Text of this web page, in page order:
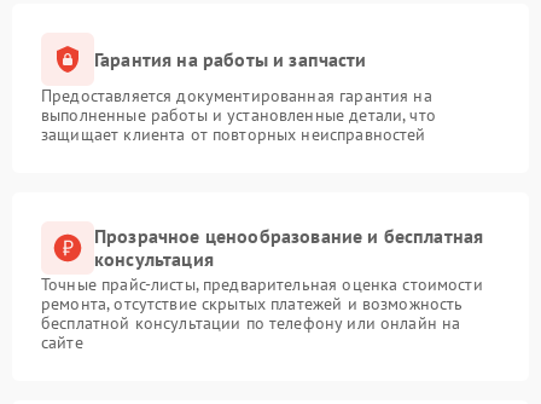
Гарантия на работы и запчасти
Предоставляется документированная гарантия на
выполненные работы и установленные детали, что
защищает клиента от повторных неисправностей
Прозрачное ценообразование и бесплатная
консультация
Точные прайс-листы, предварительная оценка стоимости
ремонта, отсутствие скрытых платежей и возможность
бесплатной консультации по телефону или онлайн на
сайте